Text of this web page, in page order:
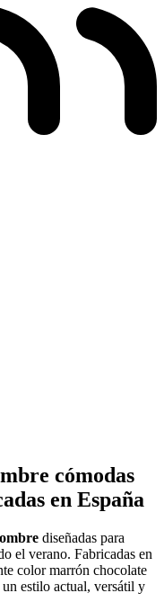
cómodas
en España
diseñadas para
el verano. Fabricadas en
color marrón chocolate
estilo actual, versátil y